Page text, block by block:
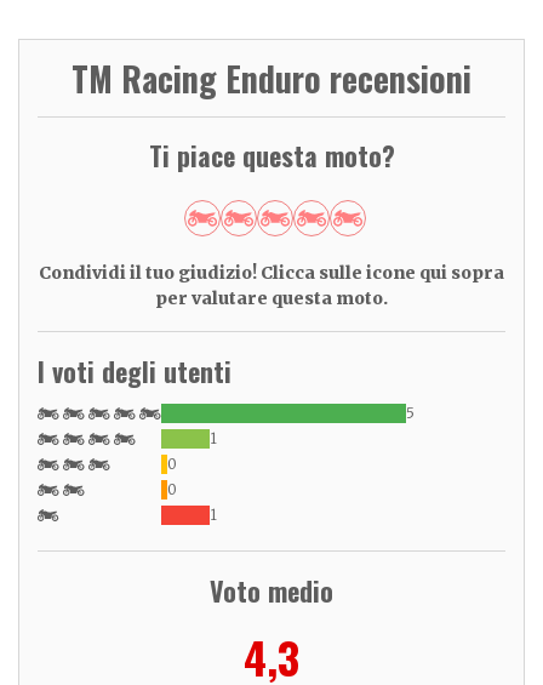
TM Racing Enduro recensioni
Ti piace questa moto?
Condividi il tuo giudizio! Clicca sulle icone qui sopra
per valutare questa moto.
I voti degli utenti
5
1
0
0
1
Voto medio
4,3